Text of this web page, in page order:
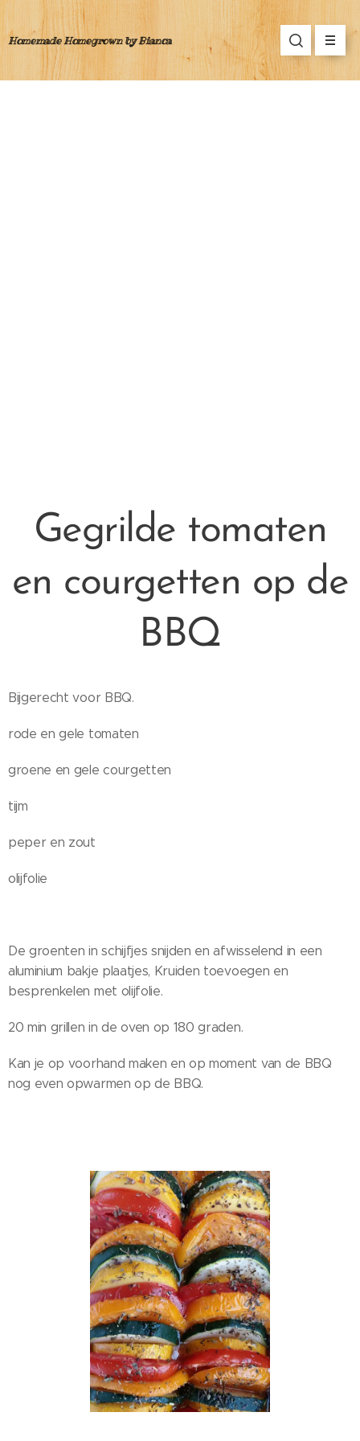
Homemade Homegrown by Bianca
Gegrilde tomaten
en courgetten op de
BBQ
Bijgerecht voor BBQ.
rode en gele tomaten
groene en gele courgetten
tijm
peper en zout
olijfolie
De groenten in schijfjes snijden en afwisselend in een
aluminium bakje plaatjes, Kruiden toevoegen en
besprenkelen met olijfolie.
20 min grillen in de oven op 180 graden.
Kan je op voorhand maken en op moment van de BBQ
nog even opwarmen op de BBQ.